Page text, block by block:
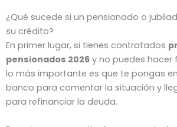
¿Qué sucede si un pensionado o
su crédito?
En primer lugar, si tienes contratados
pensionados 2026 y no puedes hacer
lo más importante es que te pongas
banco para comentar la situación y
para refinanciar la deuda.